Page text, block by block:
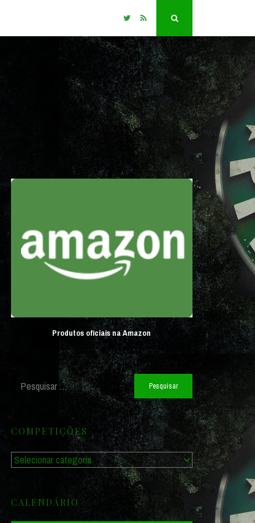
TwitterRSS
Produtos oficiais na Amazon
Pesquisar
por:
COMPETIÇÕES
Competições
CALENDÁRIO